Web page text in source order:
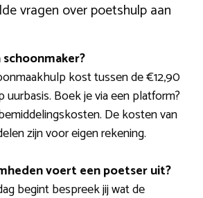
vragen over poetshulp aan
kost tussen de €12,90
uurbasis. Boek je via een platform?
De kosten van
zijn voor eigen rekening.
voert een poetser uit?
begint bespreek jij wat de